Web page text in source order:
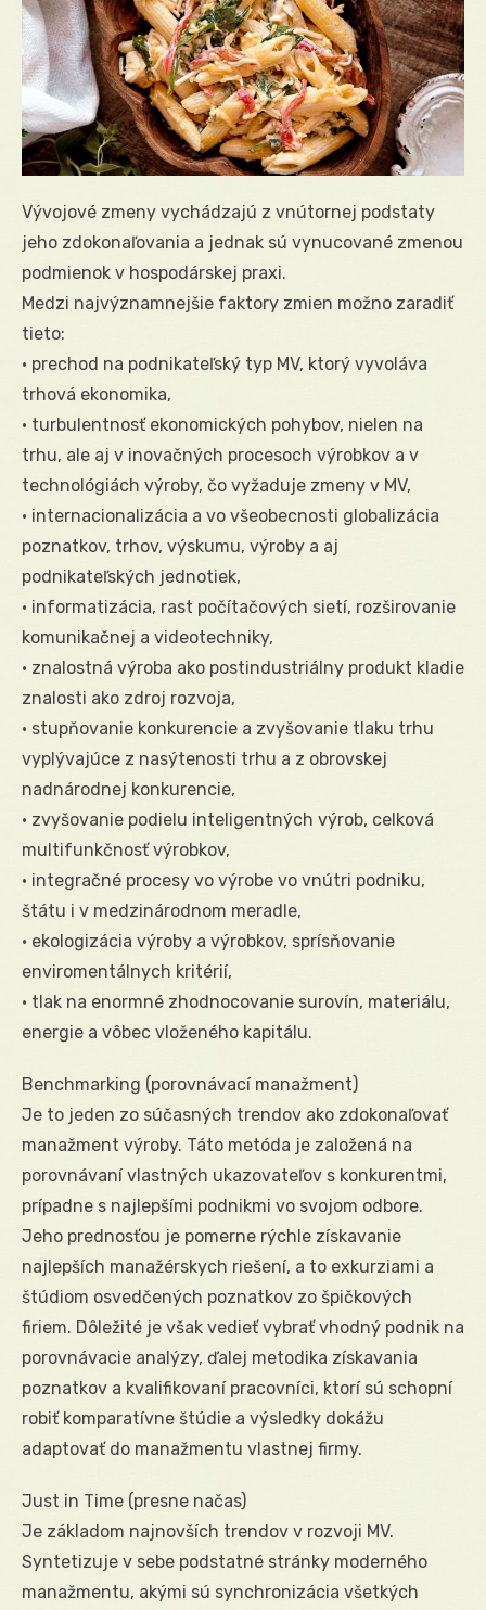
Vývojové zmeny vychádzajú z vnútornej podstaty
jeho zdokonaľovania a jednak sú vynucované zmenou
podmienok v hospodárskej praxi.
Medzi najvýznamnejšie faktory zmien možno zaradiť
tieto:
• prechod na podnikateľský typ MV, ktorý vyvoláva
trhová ekonomika,
• turbulentnosť ekonomických pohybov, nielen na
trhu, ale aj v inovačných procesoch výrobkov a v
technológiách výroby, čo vyžaduje zmeny v MV,
• internacionalizácia a vo všeobecnosti globalizácia
poznatkov, trhov, výskumu, výroby a aj
podnikateľských jednotiek,
• informatizácia, rast počítačových sietí, rozširovanie
komunikačnej a videotechniky,
• znalostná výroba ako postindustriálny produkt kladie
znalosti ako zdroj rozvoja,
• stupňovanie konkurencie a zvyšovanie tlaku trhu
vyplývajúce z nasýtenosti trhu a z obrovskej
nadnárodnej konkurencie,
• zvyšovanie podielu inteligentných výrob, celková
multifunkčnosť výrobkov,
• integračné procesy vo výrobe vo vnútri podniku,
štátu i v medzinárodnom meradle,
• ekologizácia výroby a výrobkov, sprísňovanie
enviromentálnych kritérií,
• tlak na enormné zhodnocovanie surovín, materiálu,
energie a vôbec vloženého kapitálu.
Benchmarking (porovnávací manažment)
Je to jeden zo súčasných trendov ako zdokonaľovať
manažment výroby. Táto metóda je založená na
porovnávaní vlastných ukazovateľov s konkurentmi,
prípadne s najlepšími podnikmi vo svojom odbore.
Jeho prednosťou je pomerne rýchle získavanie
najlepších manažérskych riešení, a to exkurziami a
štúdiom osvedčených poznatkov zo špičkových
firiem. Dôležité je však vedieť vybrať vhodný podnik na
porovnávacie analýzy, ďalej metodika získavania
poznatkov a kvalifikovaní pracovníci, ktorí sú schopní
robiť komparatívne štúdie a výsledky dokážu
adaptovať do manažmentu vlastnej firmy.
Just in Time (presne načas)
Je základom najnovších trendov v rozvoji MV.
Syntetizuje v sebe podstatné stránky moderného
manažmentu, akými sú synchronizácia všetkých